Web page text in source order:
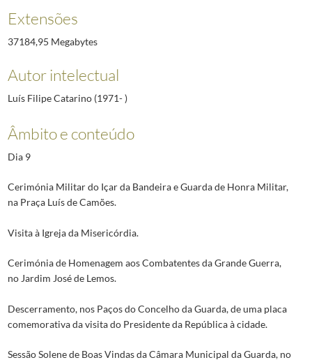
Extensões
37184,95 Megabytes
Autor intelectual
Luís Filipe Catarino (1971- )
Âmbito e conteúdo
Dia 9
Cerimónia Militar do Içar da Bandeira e Guarda de Honra Militar,
na Praça Luís de Camões.
Visita à Igreja da Misericórdia.
Cerimónia de Homenagem aos Combatentes da Grande Guerra,
no Jardim José de Lemos.
Descerramento, nos Paços do Concelho da Guarda, de uma placa
comemorativa da visita do Presidente da República à cidade.
Sessão Solene de Boas Vindas da Câmara Municipal da Guarda, no